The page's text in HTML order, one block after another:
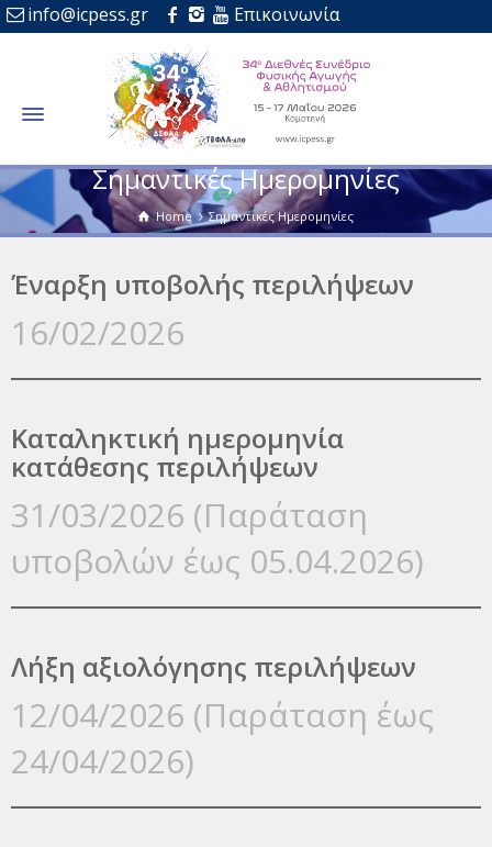
info@icpess.gr Επικοινωνία
Σημαντικές Ημερομηνίες
Home Σημαντικές Ημερομηνίες
Έναρξη υποβολής περιλήψεων
16/02/2026
Καταληκτική ημερομηνία
κατάθεσης περιλήψεων
31/03/2026 (Παράταση
υποβολών έως 05.04.2026)
Λήξη αξιολόγησης περιλήψεων
12/04/2026 (Παράταση έως
24/04/2026)